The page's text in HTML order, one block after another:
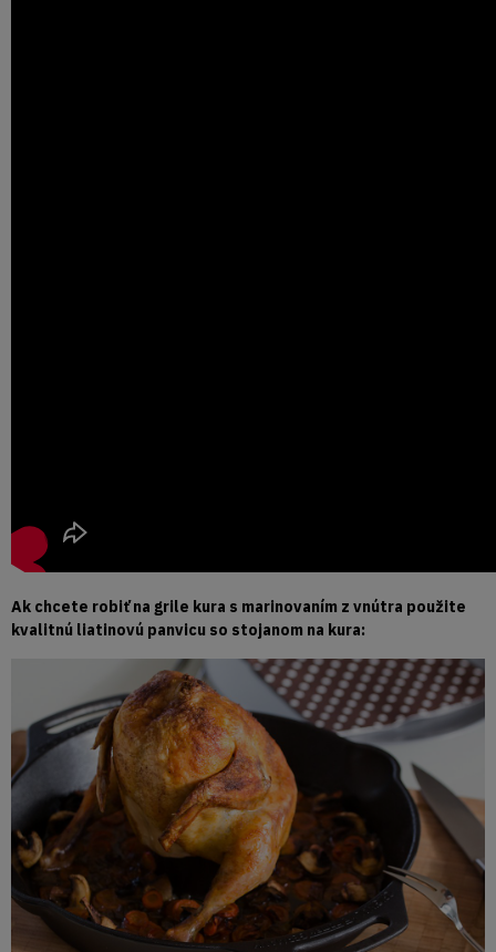
Ak chcete robiť na grile kura s marinovaním z vnútra použite
kvalitnú liatinovú panvicu so stojanom na kura: